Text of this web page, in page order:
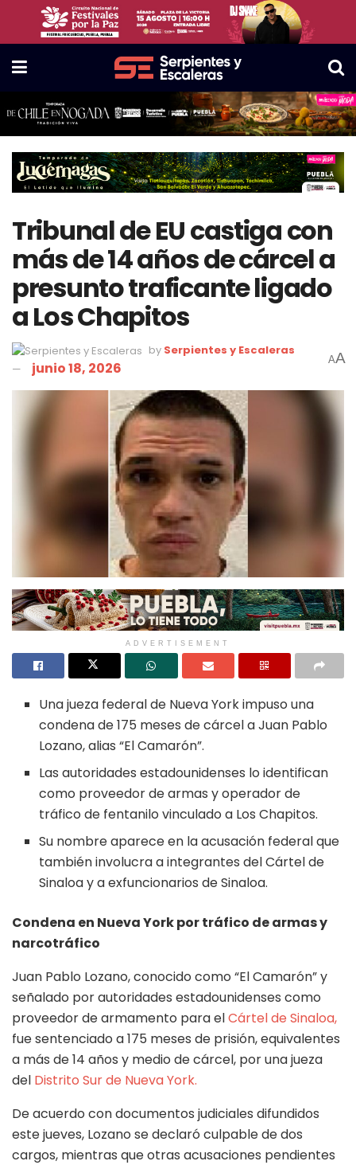
Tribunal de EU castiga con
más de 14 años de cárcel a
presunto traficante ligado
a Los Chapitos
by Serpientes y Escaleras
junio 18, 2026 AA
ADVERTISEMENT
Una jueza federal de Nueva York impuso una
condena de 175 meses de cárcel a Juan Pablo
Lozano, alias “El Camarón”.
Las autoridades estadounidenses lo identifican
como proveedor de armas y operador de
tráfico de fentanilo vinculado a Los Chapitos.
Su nombre aparece en la acusación federal que
también involucra a integrantes del Cártel de
Sinaloa y a exfuncionarios de Sinaloa.
Condena en Nueva York por tráfico de armas y
narcotráfico
Juan Pablo Lozano, conocido como “El Camarón” y
señalado por autoridades estadounidenses como
proveedor de armamento para elCártel de Sinaloa,
fue sentenciado a 175 meses de prisión, equivalentes
a más de 14 años y medio de cárcel, por una jueza
del Distrito Sur de Nueva York.
De acuerdo con documentos judiciales difundidos
este jueves, Lozano se declaró culpable de dos
cargos, mientras que otras acusaciones pendientes